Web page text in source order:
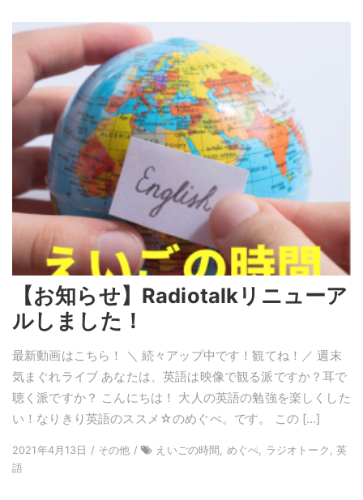
【お知らせ】Radiotalkリニューア
ルしました！
最新動画はこちら！ ＼ 続々アップ中です！観てね！／ 週末
気まぐれライブ あなたは、英語は映像で観る派ですか？耳で
聴く派ですか？ こんにちは！ 大人の英語の勉強を楽しくした
い！なりきり英語のススメ☆のめぐぺ。です。 この […]
2021年4月13日 / その他 /
えいごの時間, めぐぺ, ラジオトーク, 英
語